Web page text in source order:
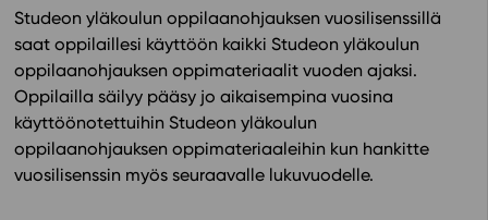
Tiimi
Tietoa meistä
Eettiset periaatteet tekoälyn käyttöön
Tilaa uutiskirje
Ota yhteyttä
Studeon yläkoulun oppilaanohjauksen vuosilisenssillä
saat oppilaillesi käyttöön kaikki Studeon yläkoulun
oppilaanohjauksen oppimateriaalit vuoden ajaksi.
Oppilailla säilyy pääsy jo aikaisempina vuosina
käyttöönotettuihin Studeon yläkoulun
oppilaanohjauksen oppimateriaaleihin kun hankitte
vuosilisenssin myös seuraavalle lukuvuodelle.